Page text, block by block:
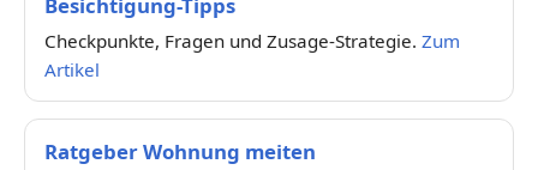
Checkpunkte, Fragen und Zusage-Strategie. Zum
Artikel
Ratgeber Wohnung meiten